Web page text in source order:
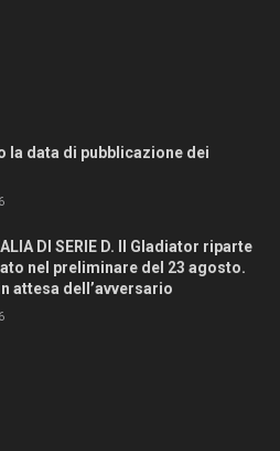
la data di pubblicazione dei
DI SERIE D. Il Gladiator riparte
nel preliminare del 23 agosto.
attesa dell’avversario